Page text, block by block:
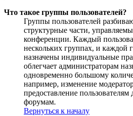
Что такое группы пользователей?
Группы пользователей
структурные части,
конференции. Каждый
нескольких группах, и каждой
назначены индивидуальные
облегчает администраторам
одновременно большому
например, изменение
предоставление
форумам.
Вернуться к началу